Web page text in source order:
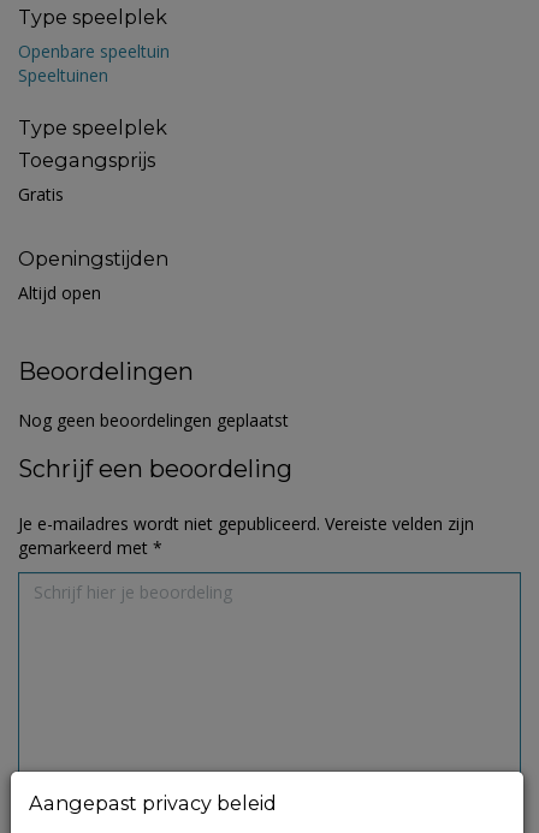
Type speelplek
Openbare speeltuin
Speeltuinen
Type speelplek
Toegangsprijs
Gratis
Openingstijden
Altijd open
Beoordelingen
Nog geen beoordelingen geplaatst
Schrijf een beoordeling
Je e-mailadres wordt niet gepubliceerd. Vereiste velden zijn
gemarkeerd met *
Aangepast privacy beleid